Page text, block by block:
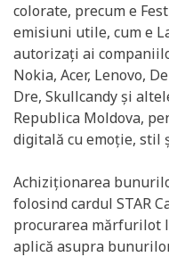
colorate, precum e
emisiuni utile, cum e
autorizați ai
Nokia, Acer, Lenovo,
Dre, Skullcandy și
Republica Moldova,
digitală cu emoție, stil
Achiziționarea
folosind cardul STAR
procurarea mărfurilot
aplică asupra